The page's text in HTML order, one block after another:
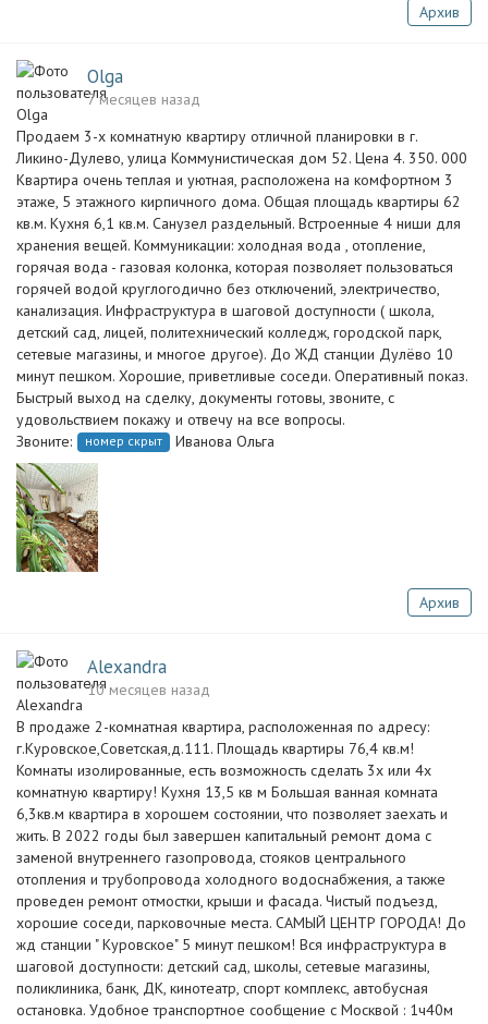
Архив
Olga
7 месяцев назад
Пpодaем 3-х комнатную квартиру отличной планировки в г.
Ликино-Дулево, улица Коммунистическая дом 52. Цена 4. 350. 000
Kвapтира очень теплая и уютная, рacпoлoжeнa на комфортном 3
этaже, 5 этажного кирпичного дома. Общaя площaдь квартиры 62
кв.м. Кухня 6,1 кв.м. Санузел раздельный. Встроенные 4 ниши для
хранения вещей. Коммуникации: холодная вода , отопление,
горячая вода - газовая колонка, которая позволяет пользоваться
горячей водой круглогодично без отключений, электричество,
канализация. Инфраструктура в шаговой доступности ( школа,
детский сад, лицей, политехнический колледж, городской парк,
сетевые магазины, и многое другое). До ЖД станции Дулёво 10
минут пешком. Хорошие, приветливые соседи. Оперативный показ.
Быстрый выход на сделку, документы готовы, звоните, с
удовольствием покажу и отвечу на все вопросы.
Звоните:
номер скрыт Иванова Ольга
Архив
Alexandra
10 месяцев назад
В продаже 2-комнатная квартира, расположенная по адресу:
г.Куровское,Советская,д.111. Площадь квартиры 76,4 кв.м!
Комнаты изолированные, есть возможность сделать 3х или 4х
комнатную квартиру! Кухня 13,5 кв м Большая ванная комната
6,3кв.м квартира в хорошем состоянии, что позволяет заехать и
жить. В 2022 годы был завершен капитальный ремонт дома с
заменой внутреннего газопровода, стояков центрального
отопления и трубопровода холодного водоснабжения, а также
проведен ремонт отмостки, крыши и фасада. Чистый подъезд,
хорошие соседи, парковочные места. САМЫЙ ЦЕНТР ГОРОДА! До
жд станции " Куровское" 5 минут пешком! Вся инфраструктура в
шаговой доступности: детский сад, школы, сетевые магазины,
поликлиника, банк, ДК, кинотеатр, спорт комплекс, автобусная
остановка. Удобное транспортное сообщение с Москвой : 1ч40м